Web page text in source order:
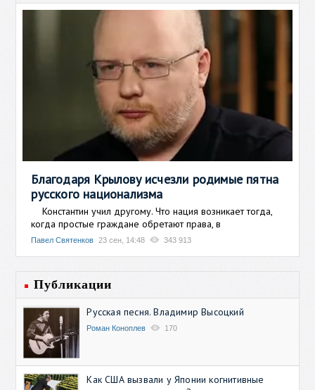
Благодаря Крылову исчезли родимые пятна
русского национализма
Константин учил другому. Что нация возникает тогда,
когда простые граждане обретают права, в
Павел Святенков 23 сен, 14:48 343 913
Публикации
Русская песня. Владимир Высоцкий
Роман Коноплев 170
Как США вызвали у Японии когнитивные